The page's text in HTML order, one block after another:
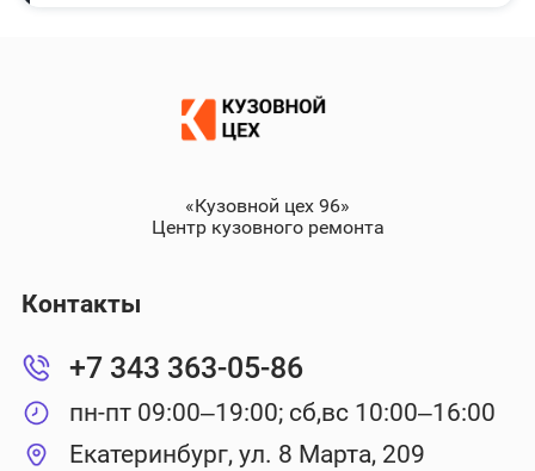
«Кузовной цех 96»
Центр кузовного ремонта
Контакты
+7 343 363-05-86
пн-пт 09:00–19:00; сб,вс 10:00–16:00
Екатеринбург, ул. 8 Марта, 209